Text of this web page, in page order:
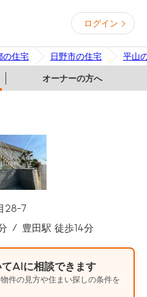
ログイン
の住宅 日野市の住宅 平山
オーナーの方へ
28-7
豊田駅 徒歩14分
AIに相談できます
件の見方や住まい探しの条件を